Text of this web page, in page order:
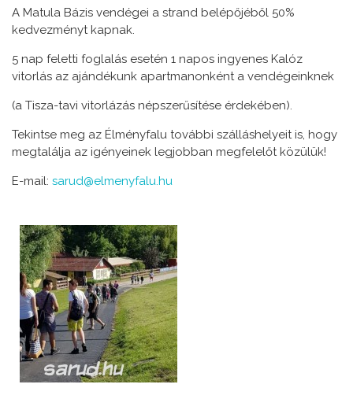
A Matula Bázis vendégei a strand belépőjéből 50%
kedvezményt kapnak.
5 nap feletti foglalás esetén 1 napos ingyenes Kalóz
vitorlás az ajándékunk apartmanonként a vendégeinknek
(a Tisza-tavi vitorlázás népszerűsítése érdekében).
Tekintse meg az Élményfalu további szálláshelyeit is, hogy
megtalálja az igényeinek legjobban megfelelőt közülük!
E-mail: sarud@elmenyfalu.hu